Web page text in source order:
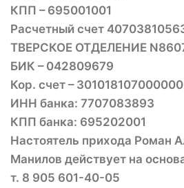
КПП – 695001001
Расчетный счет
ТВЕРСКОЕ ОТДЕЛЕНИЕ
БИК – 042809679
Кор. счет –
ИНН банка: 7707083893
КПП банка: 695202001
Настоятель прихода Роман
Манилов действует на
т. 8 905 601-40-05